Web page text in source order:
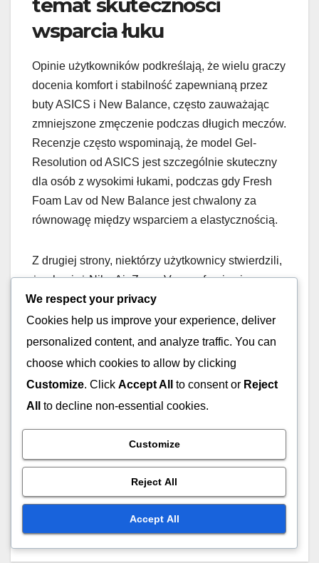
wsparcia łuku
Opinie użytkowników podkreślają, że wielu graczy
docenia komfort i stabilność zapewnianą przez
buty ASICS i New Balance, często zauważając
zmniejszone zmęczenie podczas długich meczów.
Recenzje często wspominają, że model Gel-
Resolution od ASICS jest szczególnie skuteczny
dla osób z wysokimi łukami, podczas gdy Fresh
Foam Lav od New Balance jest chwalony za
równowagę między wsparciem a elastycznością.
Z drugiej strony, niektórzy użytkownicy stwierdzili,
że chociaż Nike Air Zoom Vapor oferuje ciasne
dopasowanie, może nie zapewniać
wystarczającego wsparcia łuku dla tych, którzy
potrzebują dodatkowej amortyzacji. Modele
Adidas, choć lekkie, czasami otrzymują mieszane
navigation
butach tenisowych:
komfort
We respect your privacy
Cookies help us improve your experience, deliver
personalized content, and analyze traffic. You can
choose which cookies to allow by clicking
Customize. Click Accept All to consent or Reject
All
to decline non-essential cookies.
Customize
Reject All
Accept All